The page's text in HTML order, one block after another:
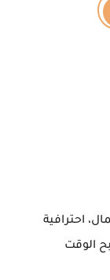
احترافية
الوقت